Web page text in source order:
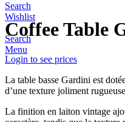
Search
Wishlist
Search
Menu
Coffee Table
Login to see prices
La table basse Gardini est
d’une texture joliment
La finition en laiton vintage